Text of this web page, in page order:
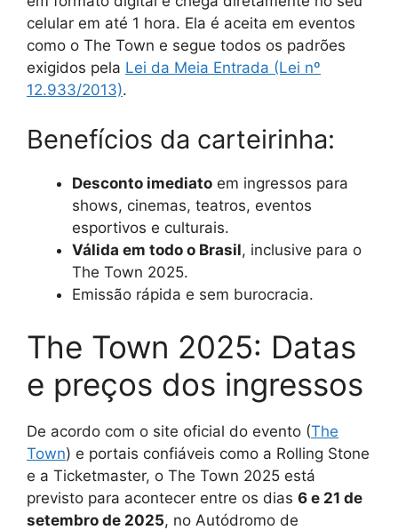
celular em até 1 hora. Ela é aceita em eventos
como o The Town e segue todos os padrões
exigidos pela Lei da Meia Entrada (Lei nº
12.933/2013).
Benefícios da carteirinha:
Desconto imediato em ingressos para
shows, cinemas, teatros, eventos
esportivos e culturais.
Válida em todo o Brasil, inclusive para o
The Town 2025.
Emissão rápida e sem burocracia.
The Town 2025: Datas
e preços dos ingressos
De acordo com o site oficial do evento (The
Town) e portais confiáveis como a Rolling Stone
e a Ticketmaster, o The Town 2025 está
previsto para acontecer entre os dias 6 e 21 de
setembro de 2025, no Autódromo de